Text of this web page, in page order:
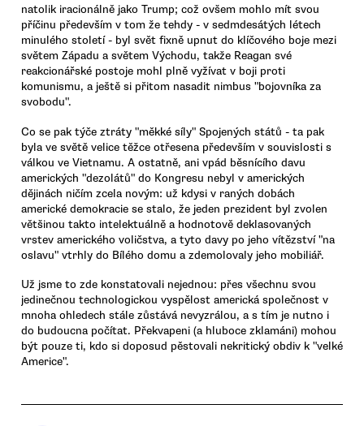
natolik iracionálně jako Trump; což ovšem mohlo mít svou
příčinu především v tom že tehdy - v sedmdesátých létech
minulého století - byl svět fixně upnut do klíčového boje mezi
světem Západu a světem Východu, takže Reagan své
reakcionářské postoje mohl plně vyžívat v boji proti
komunismu, a ještě si přitom nasadit nimbus "bojovníka za
svobodu".
Co se pak týče ztráty "měkké síly" Spojených států - ta pak
byla ve světě velice těžce otřesena především v souvislosti s
válkou ve Vietnamu. A ostatně, ani vpád běsnícího davu
amerických "dezolátů" do Kongresu nebyl v amerických
dějinách ničím zcela novým: už kdysi v raných dobách
americké demokracie se stalo, že jeden prezident byl zvolen
většinou takto intelektuálně a hodnotově deklasovaných
vrstev amerického voličstva, a tyto davy po jeho vítězství "na
oslavu" vtrhly do Bílého domu a zdemolovaly jeho mobiliář.
Už jsme to zde konstatovali nejednou: přes všechnu svou
jedinečnou technologickou vyspělost americká společnost v
mnoha ohledech stále zůstává nevyzrálou, a s tím je nutno i
do budoucna počítat. Překvapeni (a hluboce zklamáni) mohou
být pouze ti, kdo si doposud pěstovali nekritický obdiv k "velké
Americe".